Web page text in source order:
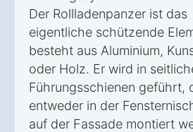
Der Rollladenpanzer ist das
eigentliche schützende
besteht aus Aluminium,
oder Holz. Er wird in
Führungsschienen geführt,
entweder in der
auf der Fassade montiert